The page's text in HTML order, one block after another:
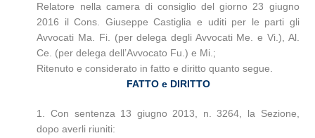
Relatore nella camera di consiglio del giorno 23 giugno
2016 il Cons. Giuseppe Castiglia e uditi per le parti gli
Avvocati Ma. Fi. (per delega degli Avvocati Me. e Vi.), Al.
Ce. (per delega dell’Avvocato Fu.) e Mi.;
Ritenuto e considerato in fatto e diritto quanto segue.
FATTO e DIRITTO
1. Con sentenza 13 giugno 2013, n. 3264, la Sezione,
dopo averli riuniti: